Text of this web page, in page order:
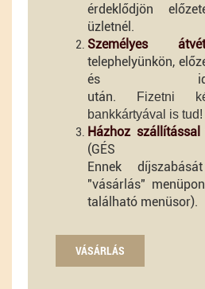
érdeklődjön
üzletnél.
Személyes
telephelyünkön,
és
után.
Fizetni
bankkártyával is tud!
Házhoz szállítással
(GÉS
Ennek
"vásárlás"
található menüsor).
VÁSÁRLÁS